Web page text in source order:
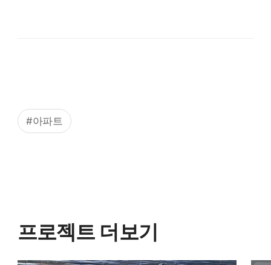
#아파트
프로젝트 더보기